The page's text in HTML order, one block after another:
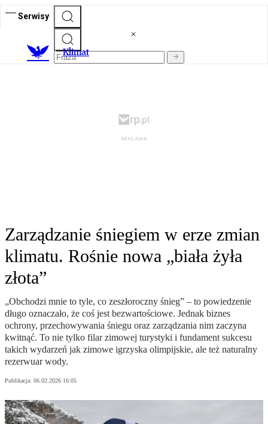
Serwisy
Klimat
Zarządzanie śniegiem w erze zmian
klimatu. Rośnie nowa „biała żyła
złota”
„Obchodzi mnie to tyle, co zeszłoroczny śnieg” – to powiedzenie
długo oznaczało, że coś jest bezwartościowe. Jednak biznes
ochrony, przechowywania śniegu oraz zarządzania nim zaczyna
kwitnąć. To nie tylko filar zimowej turystyki i fundament sukcesu
takich wydarzeń jak zimowe igrzyska olimpijskie, ale też naturalny
rezerwuar wody.
Publikacja: 06.02.2026 16:05